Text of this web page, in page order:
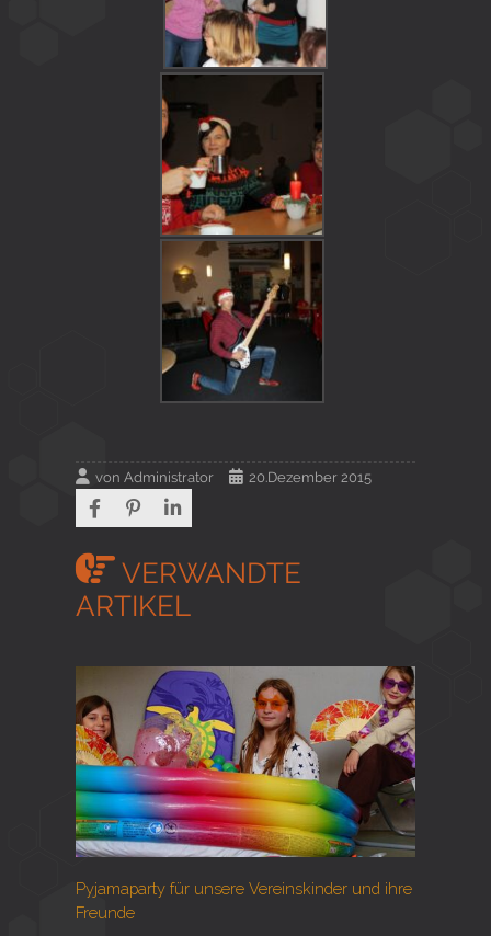
von Administrator 20.Dezember 2015
VERWANDTE
ARTIKEL
Pyjamaparty für unsere Vereinskinder und ihre
Freunde